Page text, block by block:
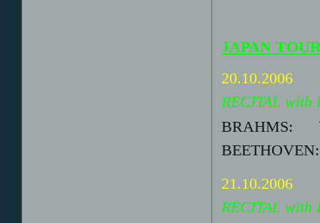
JAPAN
20.10.2006
RECITAL
BRAHMS:
21.10.2006
RECITAL